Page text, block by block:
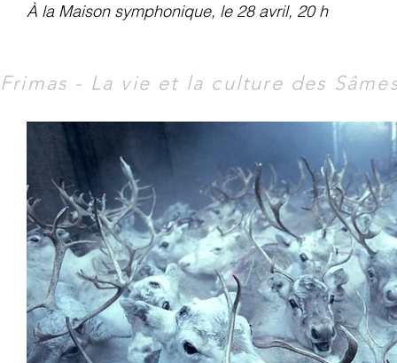
À la Maison symphonique, le 28 avril, 20 h
Frimas - La vie et la culture des